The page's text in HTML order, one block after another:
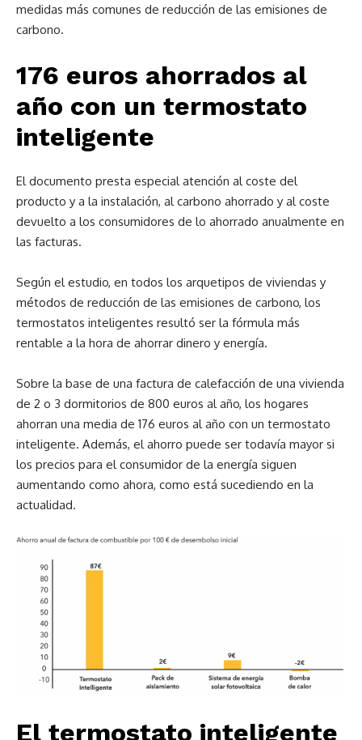
medidas más comunes de reducción de las emisiones de
carbono.
176 euros ahorrados al
año con un termostato
inteligente
El documento presta especial atención al coste del
producto y a la instalación, al carbono ahorrado y al coste
devuelto a los consumidores de lo ahorrado anualmente en
las facturas.
Según el estudio, en todos los arquetipos de viviendas y
métodos de reducción de las emisiones de carbono, los
termostatos inteligentes resultó ser la fórmula más
rentable a la hora de ahorrar dinero y energía.
Sobre la base de una factura de calefacción de una vivienda
de 2 o 3 dormitorios de 800 euros al año, los hogares
ahorran una media de 176 euros al año con un termostato
inteligente. Además, el ahorro puede ser todavía mayor si
los precios para el consumidor de la energía siguen
aumentando como ahora, como está sucediendo en la
actualidad.
El termostato inteligente